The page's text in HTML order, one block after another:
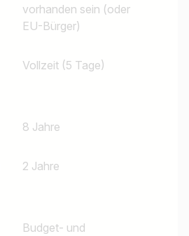
vorhanden sein (oder
EU-Bürger)
Vollzeit (5 Tage)
8 Jahre
2 Jahre
Budget- und